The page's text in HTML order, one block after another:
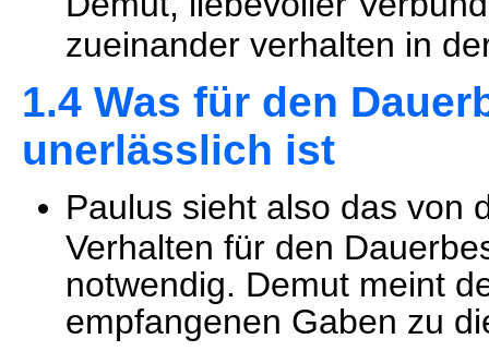
zueinander verhalten in
1.4 Was für den
unerlässlich ist
Paulus sieht also das von
Verhalten für den
notwendig. Demut meint
empfangenen Gaben zu